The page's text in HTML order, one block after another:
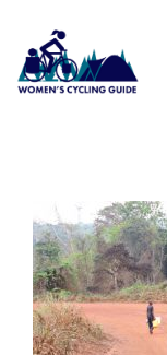
Inhalt
springen